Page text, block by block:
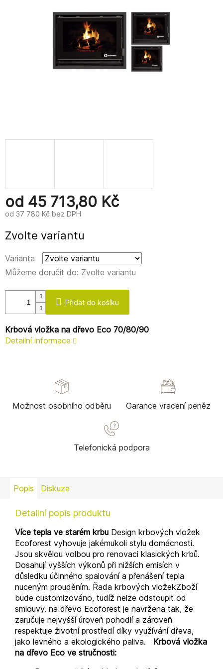
od 45 713,80 Kč
od 37 780 Kč bez DPH
cena:
Zvolte variantu
Varianta
Můžeme doručit do: Zvolte variantu
Přidat do košíku
Krbová vložka na dřevo Eco 70/80/90
Detailní informace
Možnost osobního odběru Garance vracení peněz
Telefonická podpora
Popis Diskuze
Detailní popis produktu
Více tepla ve starém krbu Design krbových vložek
Ecoforest vyhovuje jakémukoli stylu domácnosti.
Jsou skvělou volbou pro renovaci klasických krbů.
Dosahují vyšších výkonů při nižších emisích v
důsledku účinného spalování a přenášení tepla
nuceným prouděním. Řada krbových vložekZboží
bude customizováno, tudíž nelze odstoupit od
smlouvy. na dřevo Ecoforest je navržena tak, že
zaručuje nejvyšší úroveň pohodlí a zároveň
respektuje životní prostředí díky využívání dřeva,
jako levného a ekologického paliva. Krbová vložka
na dřevo Eco ve stručnosti: